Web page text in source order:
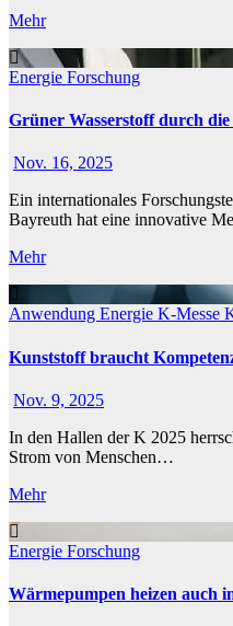
Mehr
Energie Forschung
Grüner Wasserstoff durch
Nov. 16, 2025
Ein internationales
Bayreuth hat eine innovative
Mehr
Anwendung Energie K-Messe
Kunststoff braucht
Nov. 9, 2025
In den Hallen der K 2025
Strom von Menschen…
Mehr
Energie Forschung
Wärmepumpen heizen auch